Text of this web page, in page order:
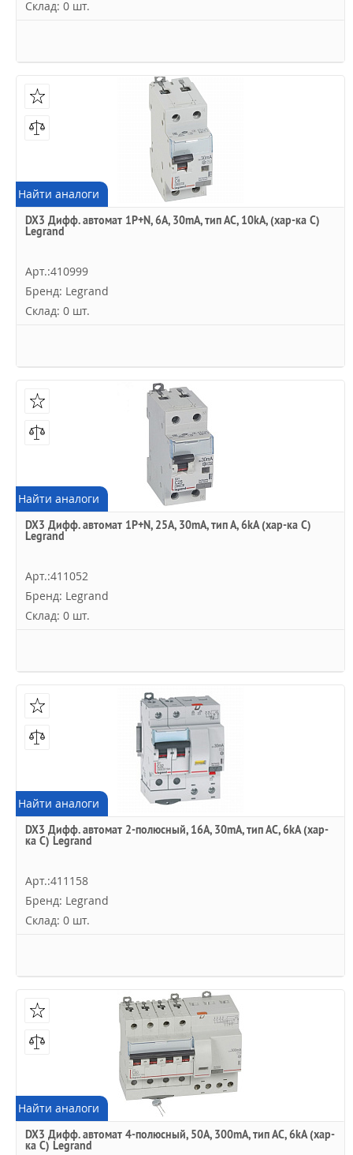
Склад: 0 шт.
Найти аналоги
DX3 Дифф. автомат 1P+N, 6A, 30mA, тип АC, 10kA, (хар-ка C)
Legrand
Арт.:410999
Бренд: Legrand
Склад: 0 шт.
Найти аналоги
DX3 Дифф. автомат 1P+N, 25A, 30mA, тип А, 6kA (хар-ка C)
Legrand
Арт.:411052
Бренд: Legrand
Склад: 0 шт.
Найти аналоги
DX3 Дифф. автомат 2-полюсный, 16A, 30mA, тип АC, 6kA (хар-
ка C) Legrand
Арт.:411158
Бренд: Legrand
Склад: 0 шт.
Найти аналоги
DX3 Дифф. автомат 4-полюсный, 50A, 300mA, тип АC, 6kA (хар-
ка C) Legrand